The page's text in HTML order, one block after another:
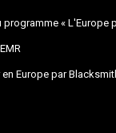
programme « L'Europe
Europe par